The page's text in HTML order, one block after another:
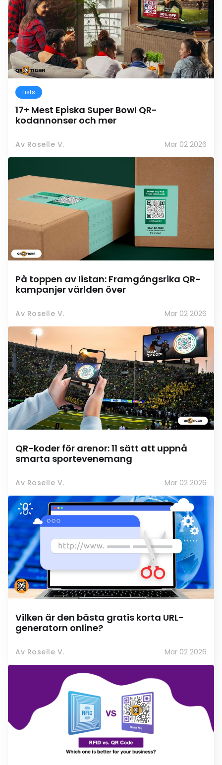
Lists
17+ Mest Episka Super Bowl QR-
kodannonser och mer
Av Roselle V. Mar 02 2026
På toppen av listan: Framgångsrika QR-
kampanjer världen över
Av Roselle V. Mar 02 2026
QR-koder för arenor: 11 sätt att uppnå
smarta sportevenemang
Av Roselle V. Mar 02 2026
Vilken är den bästa gratis korta URL-
generatorn online?
Av Roselle V. Mar 02 2026